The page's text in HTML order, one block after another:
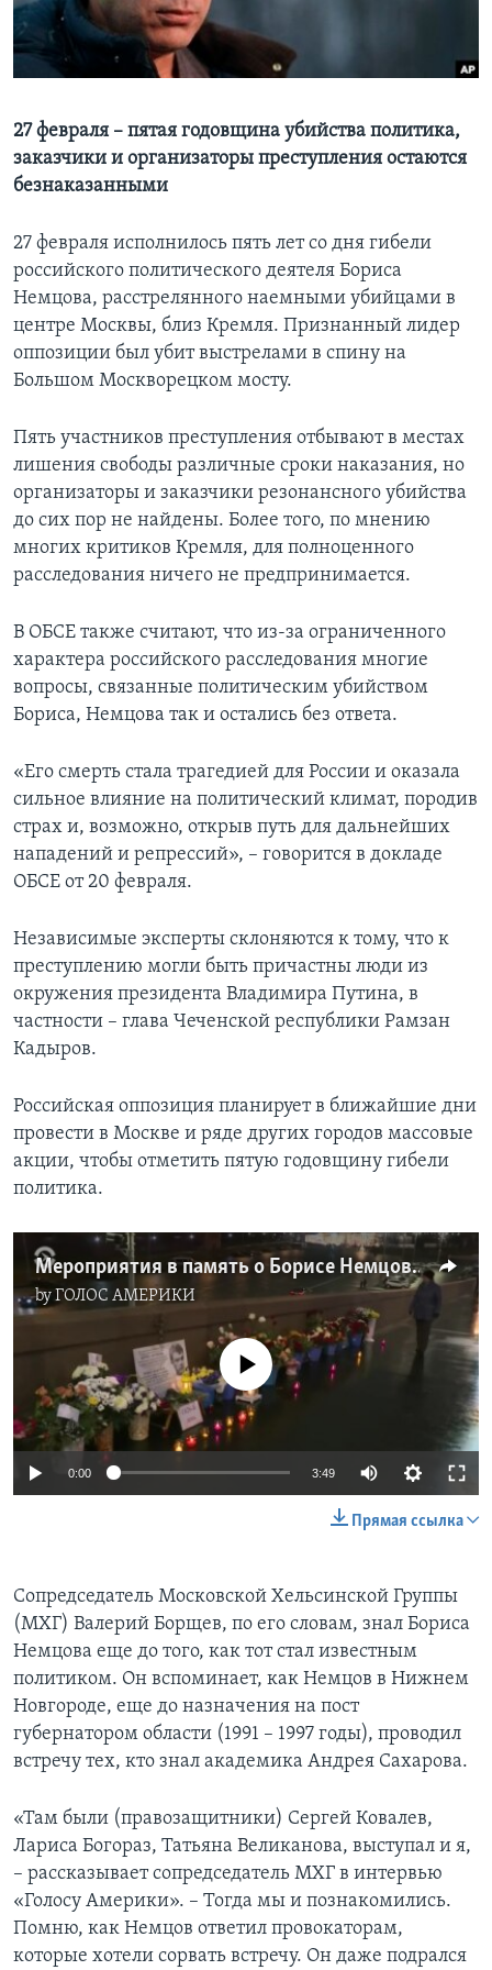
Learning English
27 февраля – пятая годовщина убийства политика,
заказчики и организаторы преступления остаются
безнаказанными
27 февраля исполнилось пять лет со дня гибели
российского политического деятеля Бориса
Немцова, расстрелянного наемными убийцами в
центре Москвы, близ Кремля. Признанный лидер
оппозиции был убит выстрелами в спину на
Большом Москворецком мосту.
Пять участников преступления отбывают в местах
лишения свободы различные сроки наказания, но
организаторы и заказчики резонансного убийства
до сих пор не найдены. Более того, по мнению
многих критиков Кремля, для полноценного
расследования ничего не предпринимается.
В ОБСЕ также считают, что из-за ограниченного
характера российского расследования многие
вопросы, связанные политическим убийством
Бориса, Немцова так и остались без ответа.
«Его смерть стала трагедией для России и оказала
сильное влияние на политический климат, породив
страх и, возможно, открыв путь для дальнейших
нападений и репрессий», – говорится в докладе
ОБСЕ от 20 февраля.
Независимые эксперты склоняются к тому, что к
преступлению могли быть причастны люди из
окружения президента Владимира Путина, в
частности – глава Чеченской республики Рамзан
Кадыров.
Российская оппозиция планирует в ближайшие дни
провести в Москве и ряде других городов массовые
акции, чтобы отметить пятую годовщину гибели
политика.
Мероприятия в память о Борисе Немцове в Москве
byГОЛОС АМЕРИКИ
No media source currently available
0:00 3:49
Прямая ссылка
Сопредседатель Московской Хельсинской Группы
(МХГ) Валерий Борщев, по его словам, знал Бориса
Немцова еще до того, как тот стал известным
политиком. Он вспоминает, как Немцов в Нижнем
Новгороде, еще до назначения на пост
губернатором области (1991 – 1997 годы), проводил
встречу тех, кто знал академика Андрея Сахарова.
«Там были (правозащитники) Сергей Ковалев,
Лариса Богораз, Татьяна Великанова, выступал и я,
– рассказывает сопредседатель МХГ в интервью
«Голосу Америки». – Тогда мы и познакомились.
Помню, как Немцов ответил провокаторам,
которые хотели сорвать встречу. Он даже подрался